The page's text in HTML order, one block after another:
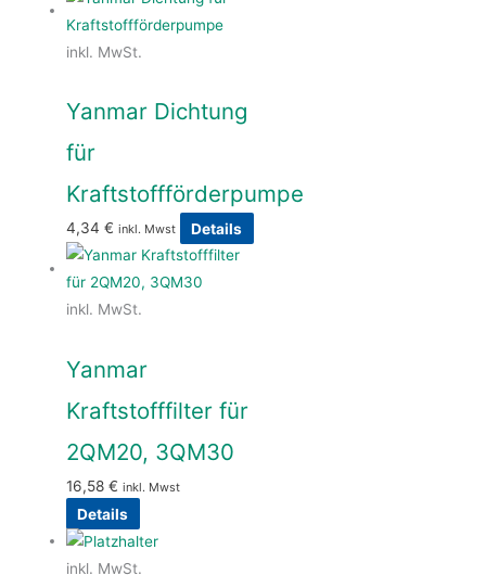
inkl. MwSt.
Yanmar Dichtung
für
Kraftstoffförderpumpe
4,34€ inkl. Mwst Details
inkl. MwSt.
Yanmar
Kraftstofffilter für
2QM20, 3QM30
16,58€ inkl. Mwst
Details
inkl. MwSt.